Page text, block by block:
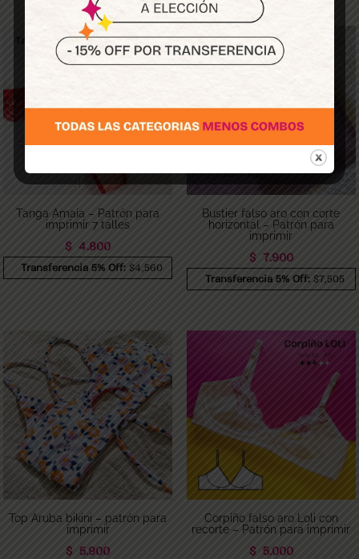
Tanga Amaia – Patrón para
imprimir 7 talles
$ 4.800
Transferencia 5% Off: $4,560
Bustier falso aro con corte
horizontal – Patrón para
imprimir
$ 7.900
Transferencia 5% Off: $7,505
Top Aruba bikini – patrón para
imprimir
$ 5.900
Corpiño falso aro Loli con
recorte – Patrón para imprimir
$ 5.000